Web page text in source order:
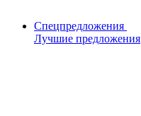
Спецпредложения
Лучшие предложения